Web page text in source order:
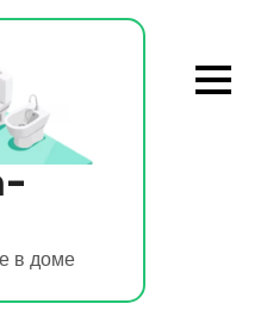
в доме